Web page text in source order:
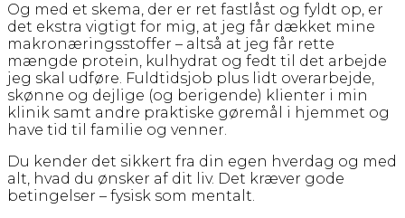
Og med et skema, der er ret fastlåst og fyldt op, er
det ekstra vigtigt for mig, at jeg får dækket mine
makronæringsstoffer – altså at jeg får rette
mængde protein, kulhydrat og fedt til det arbejde
jeg skal udføre. Fuldtidsjob plus lidt overarbejde,
skønne og dejlige (og berigende) klienter i min
klinik samt andre praktiske gøremål i hjemmet og
have tid til familie og venner.
Du kender det sikkert fra din egen hverdag og med
alt, hvad du ønsker af dit liv. Det kræver gode
betingelser – fysisk som mentalt.